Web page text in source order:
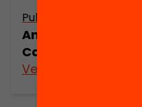
Publicació
Anuari 2020.
Catalunya
Veure’n més